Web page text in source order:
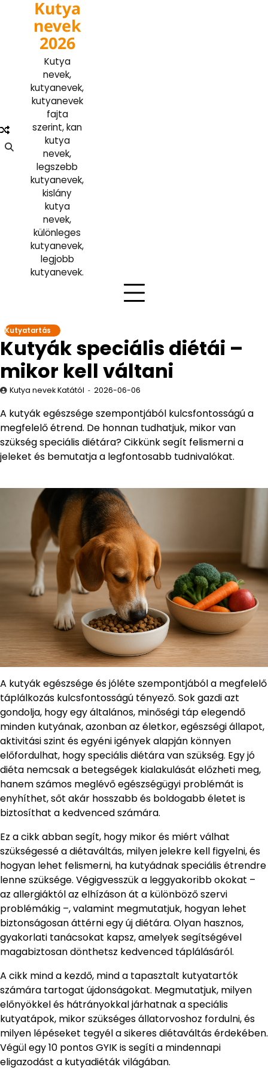
content
Kutya
nevek
2026
Kutya
nevek,
kutyanevek,
kutyanevek
fajta
szerint, kan
kutya
nevek,
legszebb
kutyanevek,
kislány
kutya
nevek,
különleges
kutyanevek,
legjobb
kutyanevek.
Kutyatartás
Kutyák speciális diétái –
mikor kell váltani
Kutya nevek Katától 2026-06-06
A kutyák egészsége szempontjából kulcsfontosságú a
megfelelő étrend. De honnan tudhatjuk, mikor van
szükség speciális diétára? Cikkünk segít felismerni a
jeleket és bemutatja a legfontosabb tudnivalókat.
A kutyák egészsége és jóléte szempontjából a megfelelő
táplálkozás kulcsfontosságú tényező. Sok gazdi azt
gondolja, hogy egy általános, minőségi táp elegendő
minden kutyának, azonban az életkor, egészségi állapot,
aktivitási szint és egyéni igények alapján könnyen
előfordulhat, hogy speciális diétára van szükség. Egy jó
diéta nemcsak a betegségek kialakulását előzheti meg,
hanem számos meglévő egészségügyi problémát is
enyhíthet, sőt akár hosszabb és boldogabb életet is
biztosíthat a kedvenced számára.
Ez a cikk abban segít, hogy mikor és miért válhat
szükségessé a diétaváltás, milyen jelekre kell figyelni, és
hogyan lehet felismerni, ha kutyádnak speciális étrendre
lenne szüksége. Végigvesszük a leggyakoribb okokat –
az allergiáktól az elhízáson át a különböző szervi
problémákig –, valamint megmutatjuk, hogyan lehet
biztonságosan áttérni egy új diétára. Olyan hasznos,
gyakorlati tanácsokat kapsz, amelyek segítségével
magabiztosan dönthetsz kedvenced táplálásáról.
A cikk mind a kezdő, mind a tapasztalt kutyatartók
számára tartogat újdonságokat. Megmutatjuk, milyen
előnyökkel és hátrányokkal járhatnak a speciális
kutyatápok, mikor szükséges állatorvoshoz fordulni, és
milyen lépéseket tegyél a sikeres diétaváltás érdekében.
Végül egy 10 pontos GYIK is segíti a mindennapi
eligazodást a kutyadiéták világában.